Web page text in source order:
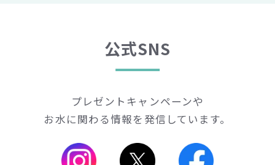
公式SNS
プレゼントキャンペーンや
お水に関わる情報を発信しています。